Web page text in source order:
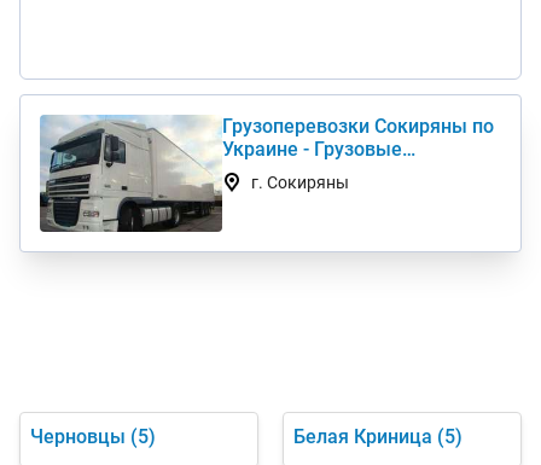
Грузоперевозки Сокиряны по
Украине - Грузовые
автоперевозки дешево
г. Сокиряны
Черновцы (5) Белая Криница (5)